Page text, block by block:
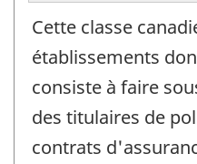
Cette classe
établissements
consiste à faire
des titulaires de
contrats